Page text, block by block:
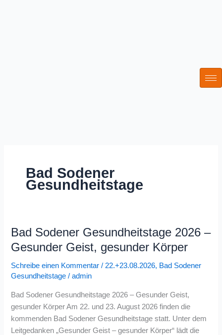
Bad Sodener
Gesundheitstage
Bad Sodener Gesundheitstage 2026 –
Gesunder Geist, gesunder Körper
Schreibe einen Kommentar / 22.+23.08.2026, Bad Sodener
Gesundheitstage /admin
Bad Sodener Gesundheitstage 2026 – Gesunder Geist,
gesunder Körper Am 22. und 23. August 2026 finden die
kommenden Bad Sodener Gesundheitstage statt. Unter dem
Leitgedanken „Gesunder Geist – gesunder Körper“ lädt die
Bad
Sodener
2026
–
Gesunder
gesunder
Körper